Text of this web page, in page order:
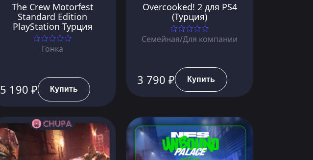
The Crew Motorfest
Standard Edition
PlayStation Турция
Гонка
5 190 ₽ Купить
Overcooked! 2 для PS4
(Турция)
Семейная/Для компании
3 790 ₽ Купить